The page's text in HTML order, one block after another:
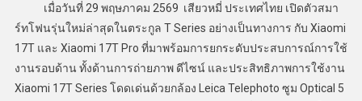
เมื่อวันที่ 29 พฤษภาคม 2569 เสียวหมี่ ประเทศไทย เปิดตัวสมา
ร์ทโฟนรุ่นใหม่ล่าสุดในตระกูล T Series อย่างเป็นทางการ กับ Xiaomi
17T และ Xiaomi 17T Pro ที่มาพร้อมการยกระดับประสบการณ์การใช้
งานรอบด้าน ทั้งด้านการถ่ายภาพ ดีไซน์ และประสิทธิภาพการใช้งาน
Xiaomi 17T Series โดดเด่นด้วยกล้อง Leica Telephoto ซูม Optical 5